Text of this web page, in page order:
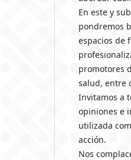
En este y
pondremos
espacios de
promotores
salud, entre
Invitamos a
opiniones e
utilizada
acción.
Nos